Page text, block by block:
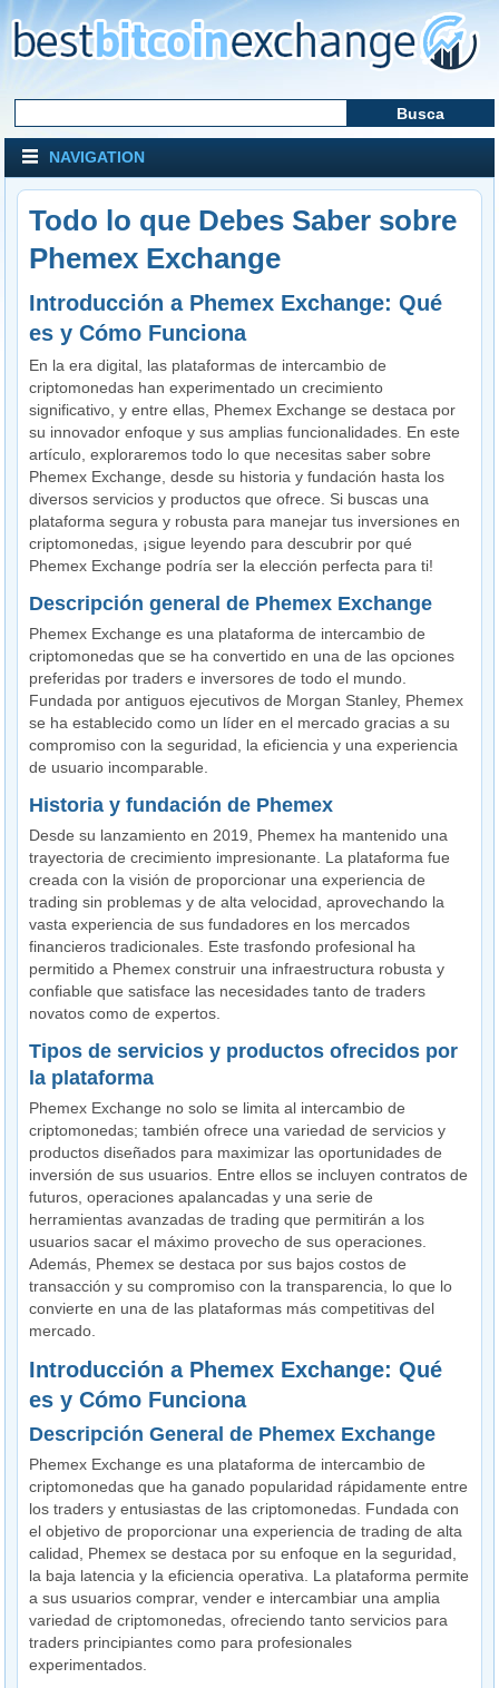
NAVIGATION
Todo lo que Debes Saber sobre
Phemex Exchange
Introducción a Phemex Exchange: Qué
es y Cómo Funciona
En la era digital, las plataformas de intercambio de
criptomonedas han experimentado un crecimiento
significativo, y entre ellas, Phemex Exchange se destaca por
su innovador enfoque y sus amplias funcionalidades. En este
artículo, exploraremos todo lo que necesitas saber sobre
Phemex Exchange, desde su historia y fundación hasta los
diversos servicios y productos que ofrece. Si buscas una
plataforma segura y robusta para manejar tus inversiones en
criptomonedas, ¡sigue leyendo para descubrir por qué
Phemex Exchange podría ser la elección perfecta para ti!
Descripción general de Phemex Exchange
Phemex Exchange es una plataforma de intercambio de
criptomonedas que se ha convertido en una de las opciones
preferidas por traders e inversores de todo el mundo.
Fundada por antiguos ejecutivos de Morgan Stanley, Phemex
se ha establecido como un líder en el mercado gracias a su
compromiso con la seguridad, la eficiencia y una experiencia
de usuario incomparable.
Historia y fundación de Phemex
Desde su lanzamiento en 2019, Phemex ha mantenido una
trayectoria de crecimiento impresionante. La plataforma fue
creada con la visión de proporcionar una experiencia de
trading sin problemas y de alta velocidad, aprovechando la
vasta experiencia de sus fundadores en los mercados
financieros tradicionales. Este trasfondo profesional ha
permitido a Phemex construir una infraestructura robusta y
confiable que satisface las necesidades tanto de traders
novatos como de expertos.
Tipos de servicios y productos ofrecidos por
la plataforma
Phemex Exchange no solo se limita al intercambio de
criptomonedas; también ofrece una variedad de servicios y
productos diseñados para maximizar las oportunidades de
inversión de sus usuarios. Entre ellos se incluyen contratos de
futuros, operaciones apalancadas y una serie de
herramientas avanzadas de trading que permitirán a los
usuarios sacar el máximo provecho de sus operaciones.
Además, Phemex se destaca por sus bajos costos de
transacción y su compromiso con la transparencia, lo que lo
convierte en una de las plataformas más competitivas del
mercado.
Introducción a Phemex Exchange: Qué
es y Cómo Funciona
Descripción General de Phemex Exchange
Phemex Exchange es una plataforma de intercambio de
criptomonedas que ha ganado popularidad rápidamente entre
los traders y entusiastas de las criptomonedas. Fundada con
el objetivo de proporcionar una experiencia de trading de alta
calidad, Phemex se destaca por su enfoque en la seguridad,
la baja latencia y la eficiencia operativa. La plataforma permite
a sus usuarios comprar, vender e intercambiar una amplia
variedad de criptomonedas, ofreciendo tanto servicios para
traders principiantes como para profesionales
experimentados.